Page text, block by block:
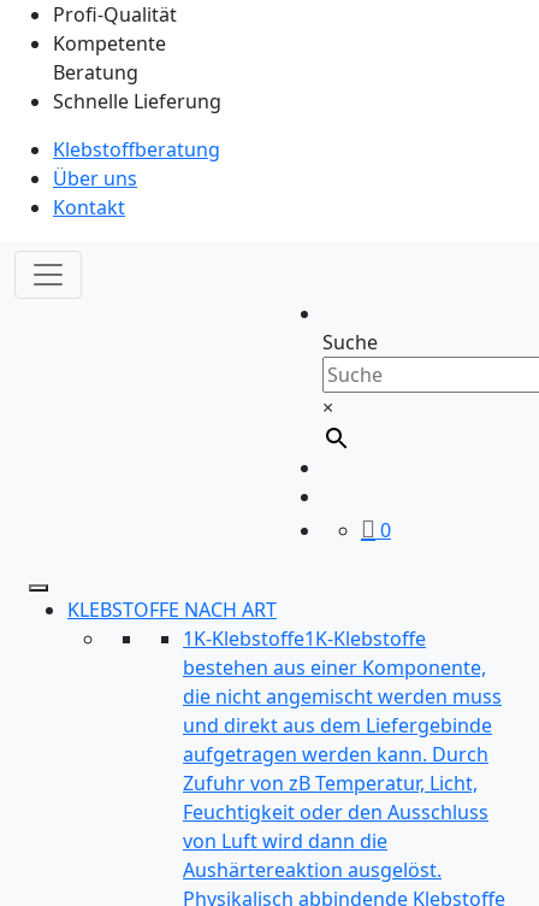
Profi-Qualität
Kompetente
Beratung
Schnelle Lieferung
Klebstoffberatung
Über uns
Kontakt
Suche
×
0
KLEBSTOFFE NACH ART
1K-Klebstoffe1K-Klebstoffe
bestehen aus einer Komponente,
die nicht angemischt werden muss
und direkt aus dem Liefergebinde
aufgetragen werden kann. Durch
Zufuhr von zB Temperatur, Licht,
Feuchtigkeit oder den Ausschluss
von Luft wird dann die
Aushärtereaktion ausgelöst.
Physikalisch abbindende Klebstoffe